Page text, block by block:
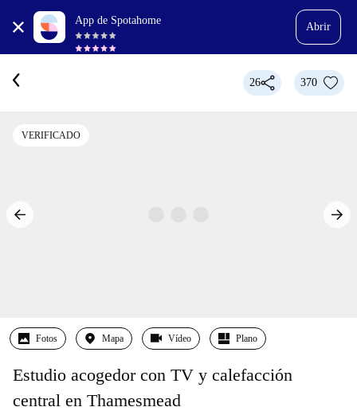
App de Spotahome
Abrir
26 370
VERIFICADO
Fotos Mapa Vídeo Plano
Estudio acogedor con TV y calefacción
central en Thamesmead